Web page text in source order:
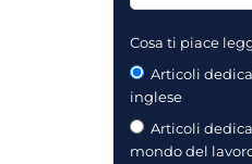
Cosa ti piace
Articoli
inglese
Articoli
mondo del